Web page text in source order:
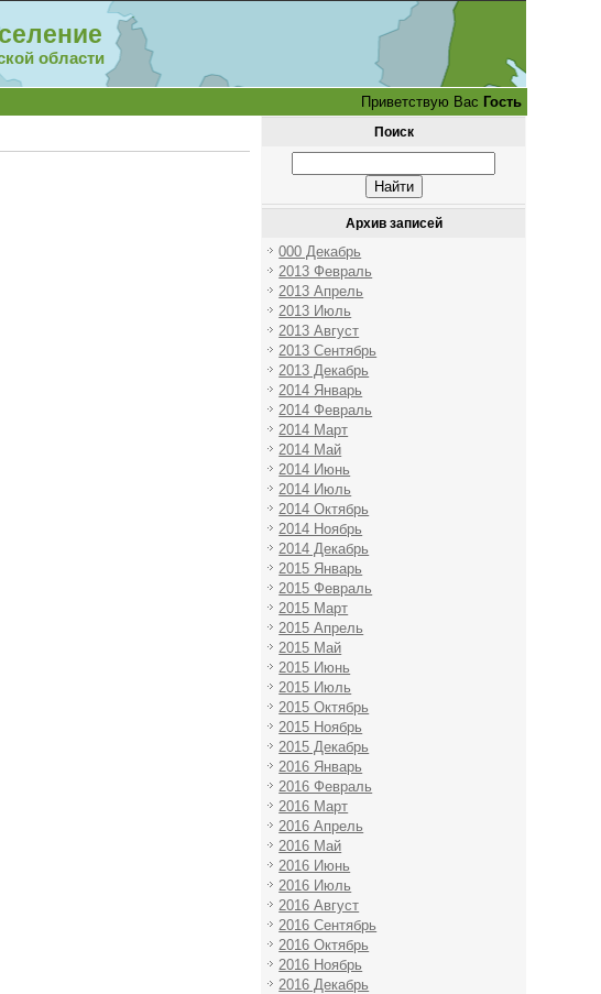
области
Приветствую Вас Гость
Поиск
Архив записей
000 Декабрь
2013 Февраль
2013 Апрель
2013 Июль
2013 Август
2013 Сентябрь
2013 Декабрь
2014 Январь
2014 Февраль
2014 Март
2014 Май
2014 Июнь
2014 Июль
2014 Октябрь
2014 Ноябрь
2014 Декабрь
2015 Январь
2015 Февраль
2015 Март
2015 Апрель
2015 Май
2015 Июнь
2015 Июль
2015 Октябрь
2015 Ноябрь
2015 Декабрь
2016 Январь
2016 Февраль
2016 Март
2016 Апрель
2016 Май
2016 Июнь
2016 Июль
2016 Август
2016 Сентябрь
2016 Октябрь
2016 Ноябрь
2016 Декабрь